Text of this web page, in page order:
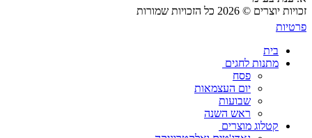
זכויות יוצרים © 2026 כל הזכויות שמורות
פרטיות
בית
מתנות לחגים
פסח
יום העצמאות
שבועות
ראש השנה
קטלוג מוצרים